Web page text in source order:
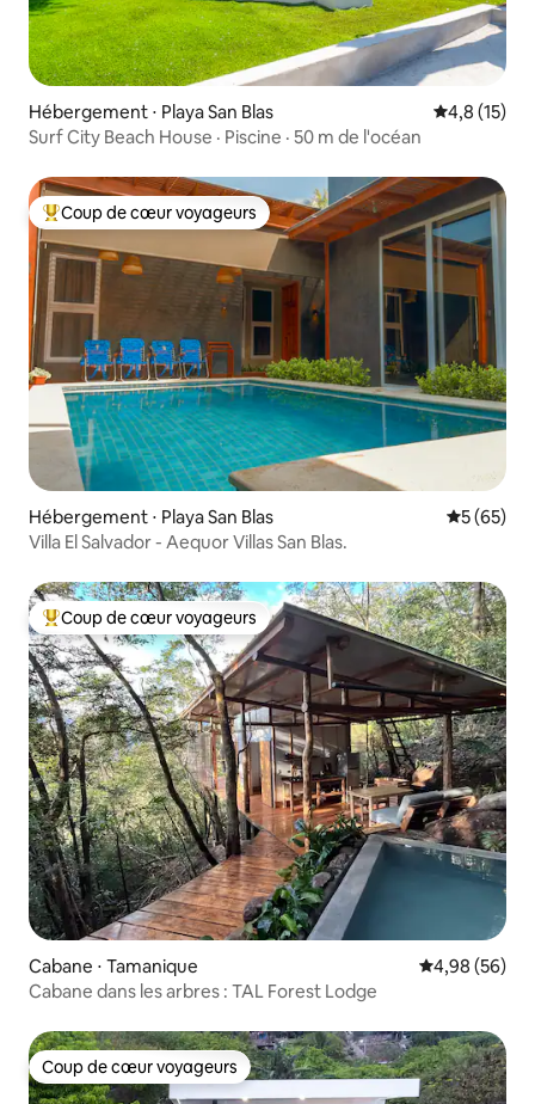
Hébergement ⋅ Playa San Blas Évaluation
4,8 (15)
Surf City Beach House · Piscine · 50 m de l'océan
Coups de cœur voyageurs les plus appréciés
Coup de cœur voyageurs
Hébergement ⋅ Playa San Blas
5 (65)
Villa El Salvador - Aequor Villas San Blas.
Coups de cœur voyageurs les plus appréciés
Coup de cœur voyageurs
Cabane ⋅ Tamanique Évaluation
4,98 (56)
Cabane dans les arbres : TAL Forest Lodge
Coup de cœur voyageurs
Coup de cœur voyageurs